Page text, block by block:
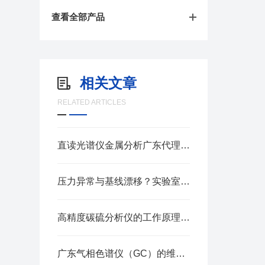
查看全部产品
相关文章
RELATED ARTICLES
直读光谱仪金属分析广东代理，助力珠三角制造企业材料质控升级
压力异常与基线漂移？实验室液相色谱仪常见故障排查实战
高精度碳硫分析仪的工作原理有哪些关键点？
广东气相色谱仪（GC）的维护要点有哪些？